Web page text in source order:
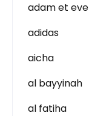
adam et eve
adidas
aicha
al bayyinah
al fatiha